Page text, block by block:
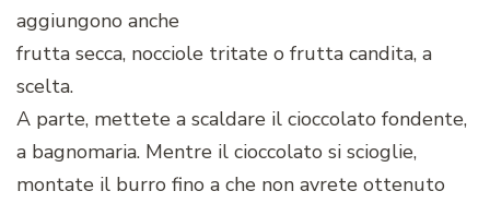
aggiungono anche
frutta secca, nocciole tritate o frutta candita, a
scelta.
A parte, mettete a scaldare il cioccolato fondente,
a bagnomaria. Mentre il cioccolato si scioglie,
montate il burro fino a che non avrete ottenuto